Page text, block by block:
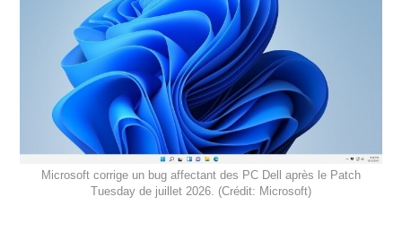
Microsoft corrige un bug affectant des PC Dell après le Patch
Tuesday de juillet 2026. (Crédit: Microsoft)